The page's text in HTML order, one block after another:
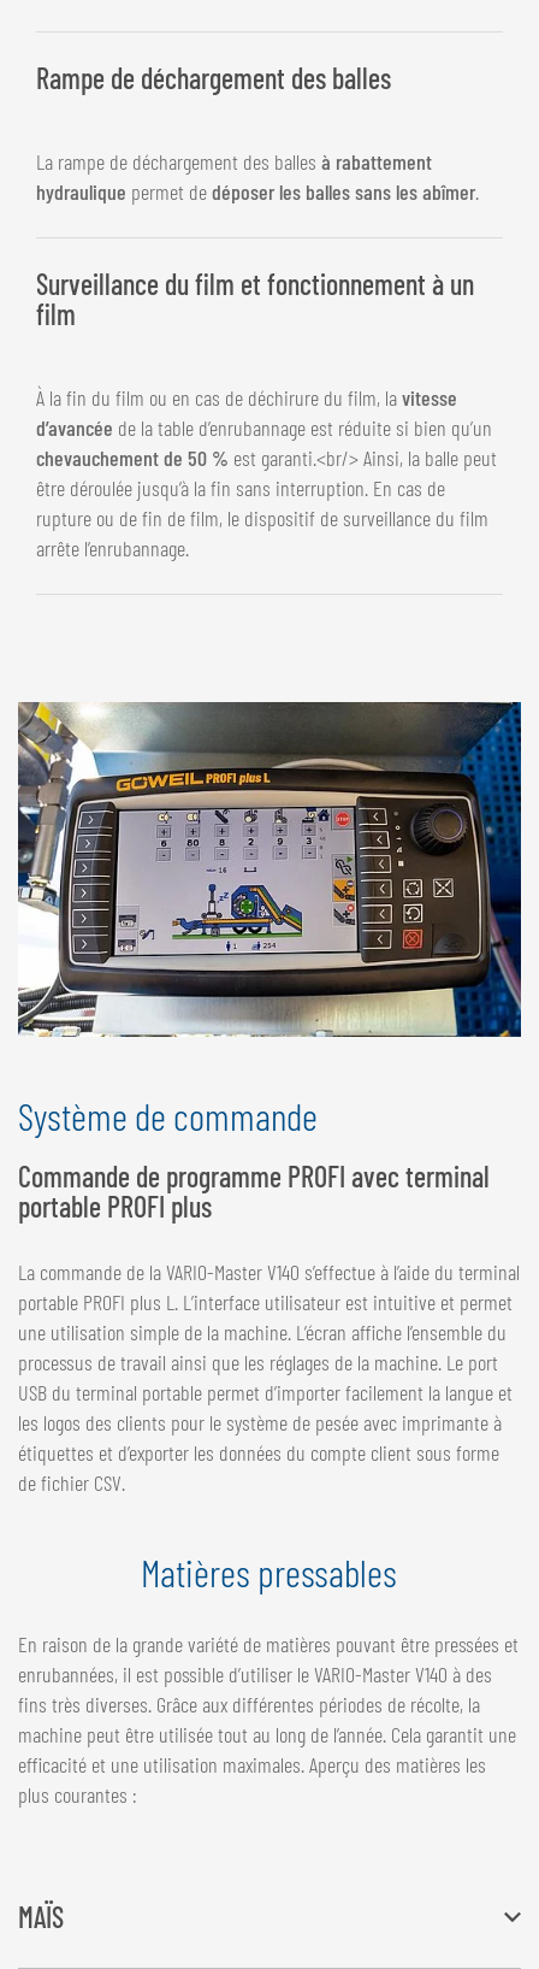
Rampe de déchargement des balles
La rampe de déchargement des balles à rabattement
hydraulique permet dedéposer les balles sans les abîmer.
Surveillance du film et fonctionnement à un
film
À la fin du film ou en cas de déchirure du film, lavitesse
d’avancée de la table d’enrubannage est réduite si bien qu’un
chevauchement de 50 % est garanti.<br/> Ainsi, la balle peut
être déroulée jusqu’à la fin sans interruption. En cas de
rupture ou de fin de film, le dispositif de surveillance du film
arrête l’enrubannage.
Système de commande
Commande de programme PROFI avec terminal
portable PROFI plus
La commande de la VARIO-Master V140 s’effectue à l’aide du terminal
portable PROFI plus L. L’interface utilisateur est intuitive et permet
une utilisation simple de la machine. L’écran affiche l’ensemble du
processus de travail ainsi que les réglages de la machine. Le port
USB du terminal portable permet d’importer facilement la langue et
les logos des clients pour le système de pesée avec imprimante à
étiquettes et d’exporter les données du compte client sous forme
de fichier CSV.
Matières pressables
En raison de la grande variété de matières pouvant être pressées et
enrubannées, il est possible d’utiliser le VARIO-Master V140 à des
fins très diverses. Grâce aux différentes périodes de récolte, la
machine peut être utilisée tout au long de l’année. Cela garantit une
efficacité et une utilisation maximales. Aperçu des matières les
plus courantes :
MAÏS